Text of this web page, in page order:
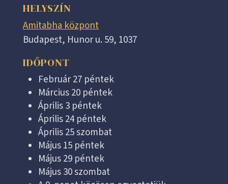
HELYSZÍN
Amitabha központ
Budapest, Hunor u. 59, 1037
IDŐPONT
Február 27 péntek
Március 20 péntek
Április 3 péntek
Április 24 péntek
Április 25 szombat
Május 15 péntek
Május 29 péntek
Május 30 szombat